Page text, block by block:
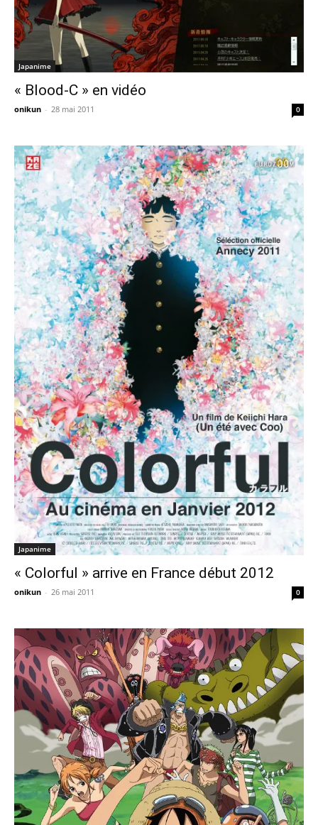
Japanime
« Blood-C » en vidéo
onikun - 28 mai 2011 0
Japanime
« Colorful » arrive en France début 2012
onikun - 26 mai 2011 0